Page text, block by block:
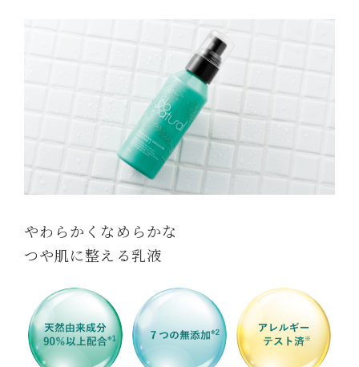
やわらかくなめらかな
つや肌に整える乳液